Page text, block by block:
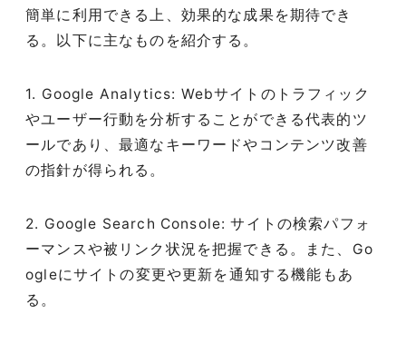
簡単に利用できる上、効果的な成果を期待でき
る。以下に主なものを紹介する。
1. Google Analytics: Webサイトのトラフィック
やユーザー行動を分析することができる代表的ツ
ールであり、最適なキーワードやコンテンツ改善
の指針が得られる。
2. Google Search Console: サイトの検索パフォ
ーマンスや被リンク状況を把握できる。また、Go
ogleにサイトの変更や更新を通知する機能もあ
る。